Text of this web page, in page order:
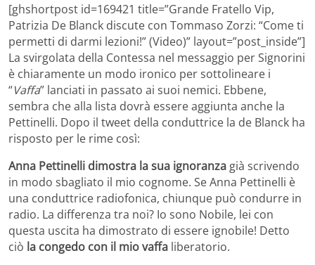
[ghshortpost id=169421 title=”Grande Fratello Vip,
Patrizia De Blanck discute con Tommaso Zorzi: “Come ti
permetti di darmi lezioni!” (Video)” layout=”post_inside”]
La svirgolata della Contessa nel messaggio per Signorini
è chiaramente un modo ironico per sottolineare i
“Vaffa” lanciati in passato ai suoi nemici. Ebbene,
sembra che alla lista dovrà essere aggiunta anche la
Pettinelli. Dopo il tweet della conduttrice la de Blanck ha
risposto per le rime così:
Anna Pettinelli dimostra la sua ignoranza già scrivendo
in modo sbagliato il mio cognome. Se Anna Pettinelli è
una conduttrice radiofonica, chiunque può condurre in
radio. La differenza tra noi? Io sono Nobile, lei con
questa uscita ha dimostrato di essere ignobile! Detto
ciò la congedo con il mio vaffa liberatorio.